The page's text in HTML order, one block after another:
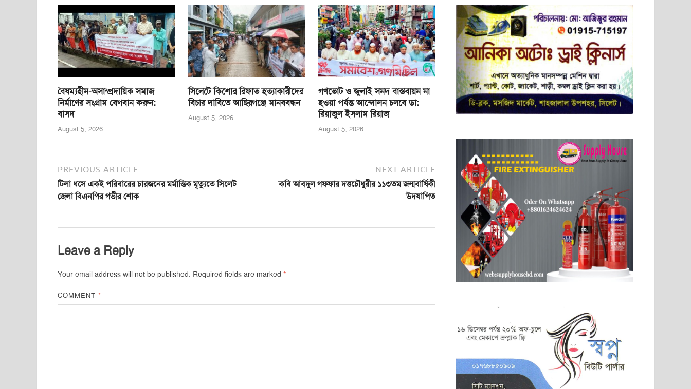
o
o
k
p
p
g
er
বৈষম্যহীন-অসাম্প্রদায়িক সমাজ
নির্মাণের সংগ্রাম বেগবান করুন:
বাসদ
August 5, 2026
সিলেটে কিশোর রিফাত হত্যাকারীদের
বিচার দাবিতে আছিরগঞ্জে মানববন্ধন
August 5, 2026
গণভোট ও জুলাই সনদ বাস্তবায়ন না
হওয়া পর্যন্ত আন্দোলন চলবে ডা:
রিয়াজুল ইসলাম রিয়াজ
August 5, 2026
PREVIOUS ARTICLE
টিলা ধসে একই পরিবারের চারজনের মর্মান্তিক মৃত্যুতে সিলেট
জেলা বিএনপির গভীর শোক
NEXT ARTICLE
কবি আবদুল গফ্ফার দত্তচৌধুরীর ১১৩তম জন্মবার্ষিকী
উদযাপিত
Leave a Reply
Your email address will not be published. Required fields are marked *
COMMENT*